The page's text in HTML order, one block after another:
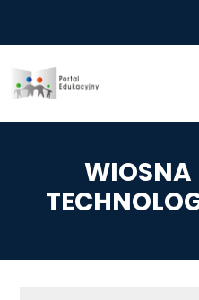
WIOSNA